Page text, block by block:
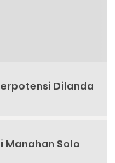
Dilanda
Manahan Solo